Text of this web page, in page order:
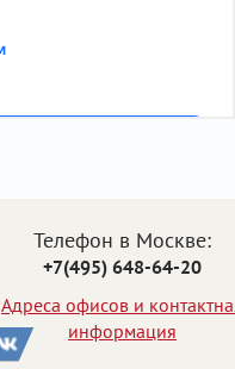
Телефон в Москве:
+7(495) 648-64-20
Адреса офисов и
информация